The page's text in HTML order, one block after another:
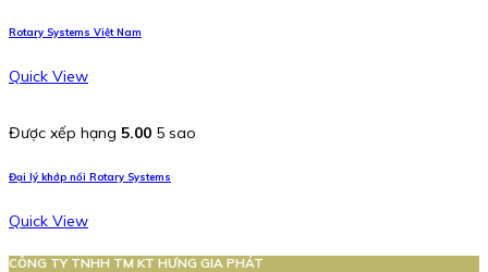
Rotary Systems Việt Nam
Quick View
Được xếp hạng 5.00 5 sao
Đại lý khớp nối Rotary Systems
Quick View
CÔNG TY TNHH TM KT HƯNG GIA PHÁT